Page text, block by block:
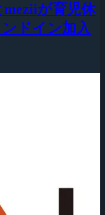
meziiが育児休
ドイン加入